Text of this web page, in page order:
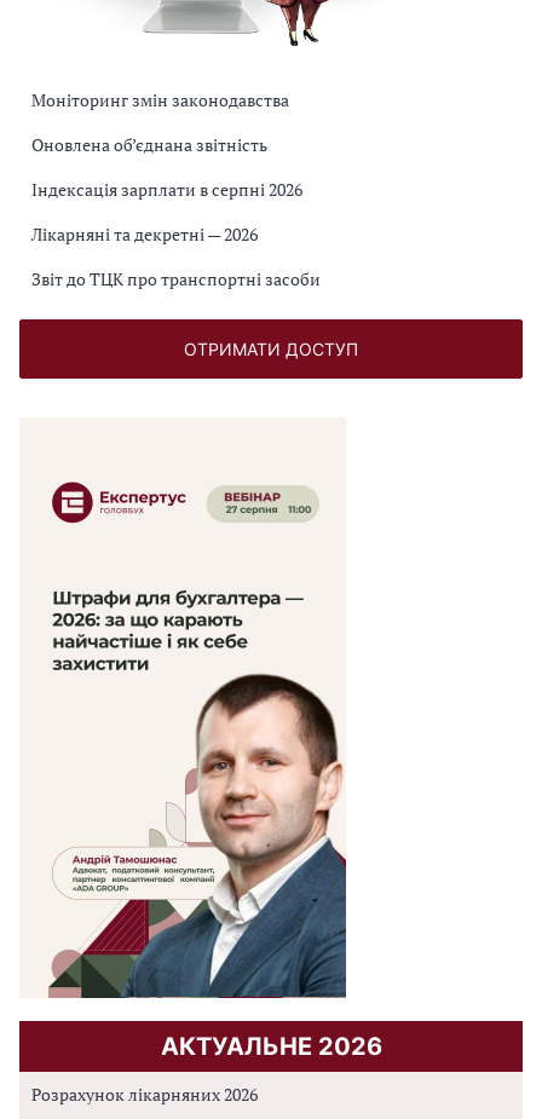
Моніторинг змін законодавства
Оновлена об’єднана звітність
Індексація зарплати в серпні 2026
Лікарняні та декретні — 2026
Звіт до ТЦК про транспортні засоби
ОТРИМАТИ ДОСТУП
АКТУАЛЬНЕ 2026
Розрахунок лікарняних 2026